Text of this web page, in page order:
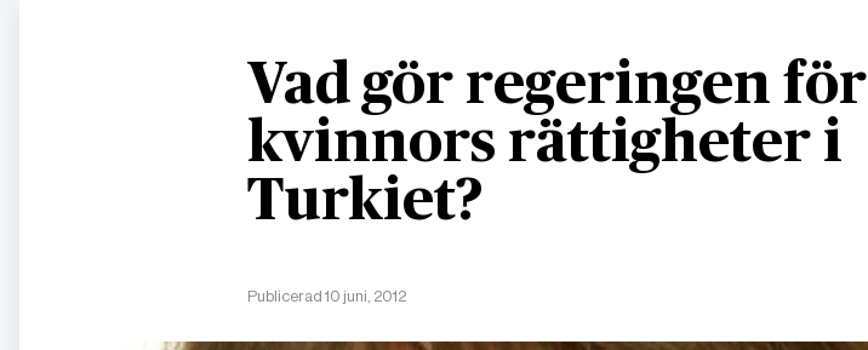
Vad gör regeringen för
kvinnors rättigheter i
Turkiet?
Publicerad 10 juni, 2012